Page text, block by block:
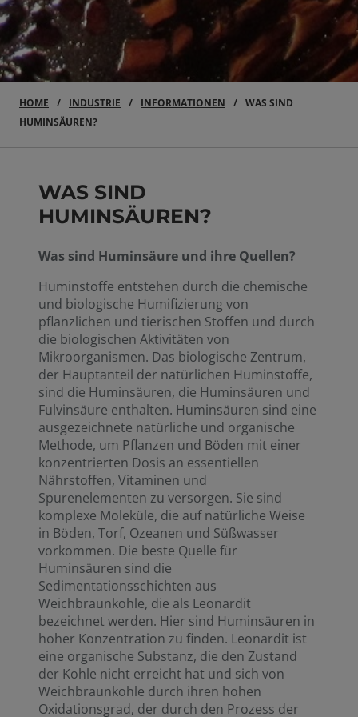
HOME INDUSTRIE INFORMATIONEN
WAS SIND
HUMINSÄUREN?
WAS SIND
HUMINSÄUREN?
Was sind Huminsäure und ihre Quellen?
Huminstoffe entstehen durch die chemische
und biologische Humifizierung von
pflanzlichen und tierischen Stoffen und durch
die biologischen Aktivitäten von
Mikroorganismen. Das biologische Zentrum,
der Hauptanteil der natürlichen Huminstoffe,
sind die Huminsäuren, die Huminsäuren und
Fulvinsäure enthalten. Huminsäuren sind eine
ausgezeichnete natürliche und organische
Methode, um Pflanzen und Böden mit einer
konzentrierten Dosis an essentiellen
Nährstoffen, Vitaminen und
Spurenelementen zu versorgen. Sie sind
komplexe Moleküle, die auf natürliche Weise
in Böden, Torf, Ozeanen und Süßwasser
vorkommen. Die beste Quelle für
Huminsäuren sind die
Sedimentationsschichten aus
Weichbraunkohle, die als Leonardit
bezeichnet werden. Hier sind Huminsäuren in
hoher Konzentration zu finden. Leonardit ist
eine organische Substanz, die den Zustand
der Kohle nicht erreicht hat und sich von
Weichbraunkohle durch ihren hohen
Oxidationsgrad, der durch den Prozess der